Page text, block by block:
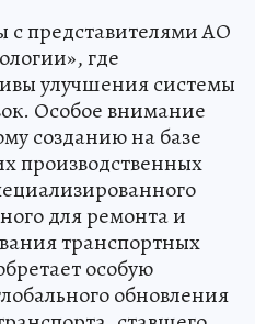
с представителями АО
где
улучшения системы
Особое внимание
созданию на базе
производственных
для ремонта и
транспортных
особую
обновления